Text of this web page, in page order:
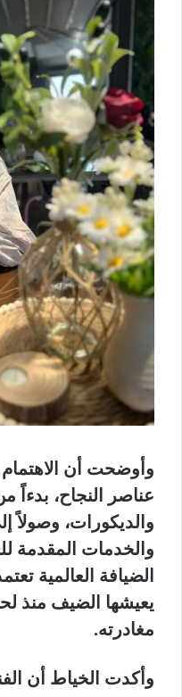
وأوضحت أن الاهتمام
عناصر النجاح،
والديكورات، وصولاً
والخدمات المقدمة
الضيافة العالمية
يعيشها الضيف منذ
مغادرته.
وأكدت الخياط أن